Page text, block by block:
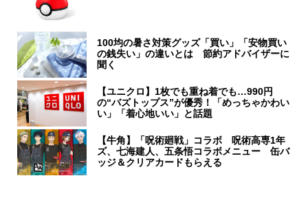
100均の暑さ対策グッズ「買い」「安物買い
の銭失い」の違いとは 節約アドバイザーに
聞く
【ユニクロ】1枚でも重ね着でも…990円
の“バズトップス”が優秀！「めっちゃかわい
い」「着心地いい」と話題
【牛角】「呪術廻戦」コラボ 呪術高専1年
ズ、七海建人、五条悟コラボメニュー 缶バ
ッジ＆クリアカードもらえる